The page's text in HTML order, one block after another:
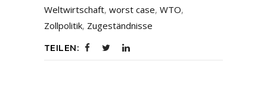
Weltwirtschaft, worst case, WTO,
Zollpolitik, Zugeständnisse
TEILEN: